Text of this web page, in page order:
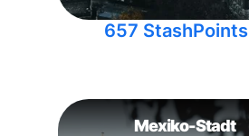
657 StashPoints
Mexiko-Stadt